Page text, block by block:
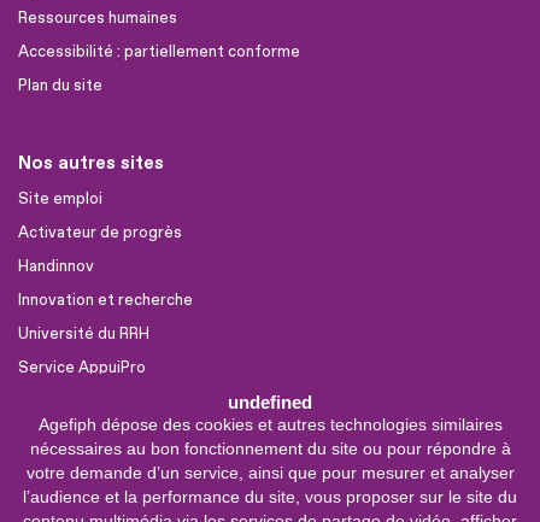
undefined
Agefiph dépose des cookies et autres technologies similaires
nécessaires au bon fonctionnement du site ou pour répondre à
votre demande d’un service, ainsi que pour mesurer et analyser
l’audience et la performance du site, vous proposer sur le site du
Ressources humaines
Accessibilité : partiellement conforme
Plan du site
Nos autres sites
Site emploi
Activateur de progrès
Handinnov
Innovation et recherche
Université du RRH
Service AppuiPro
Nous suivre
Youtube
Linkedin